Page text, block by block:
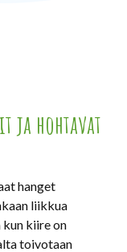
ja hohtavat
hanget
liikkua
kun kiire on
toivotaan